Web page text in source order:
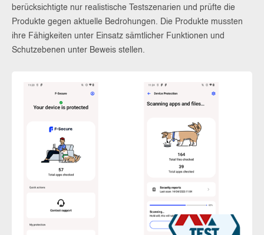
berücksichtigte nur realistische Testszenarien und prüfte die
Produkte gegen aktuelle Bedrohungen. Die Produkte mussten
ihre Fähigkeiten unter Einsatz sämtlicher Funktionen und
Schutzebenen unter Beweis stellen.